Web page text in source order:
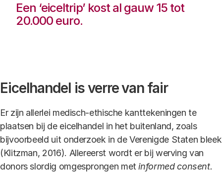
Een ‘eiceltrip’ kost al gauw 15 tot
20.000 euro.
Eicelhandel is verre van fair
Er zijn allerlei medisch-ethische kanttekeningen te
plaatsen bij de eicelhandel in het buitenland, zoals
bijvoorbeeld uit onderzoek in de Verenigde Staten bleek
(Klitzman, 2016). Allereerst wordt er bij werving van
donors slordig omgesprongen metinformed consent.